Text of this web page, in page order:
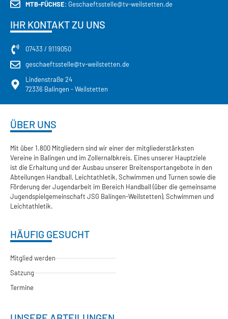
MTB-FÜCHSE: Geschaeftsstelle@tv-weilstetten.de
IHR KONTAKT ZU UNS
07433 / 9119050
geschaeftsstelle@tv-weilstetten.de
Lindenstraße 24
72336 Balingen - Weilstetten
ÜBER UNS
Mit über 1.800 Mitgliedern sind wir einer der mitgliederstärksten
Vereine in Balingen und im Zollernalbkreis. Eines unserer Hauptziele
ist die Erhaltung und der Ausbau unserer Breitensportangebote in den
Abteilungen Handball, Leichtathletik, Schwimmen und Turnen sowie die
Förderung der Jugendarbeit im Bereich Handball (über die gemeinsame
Jugendspielgemeinschaft JSG Balingen-Weilstetten), Schwimmen und
Leichtathletik.
HÄUFIG GESUCHT
Mitglied werden
Satzung
Termine